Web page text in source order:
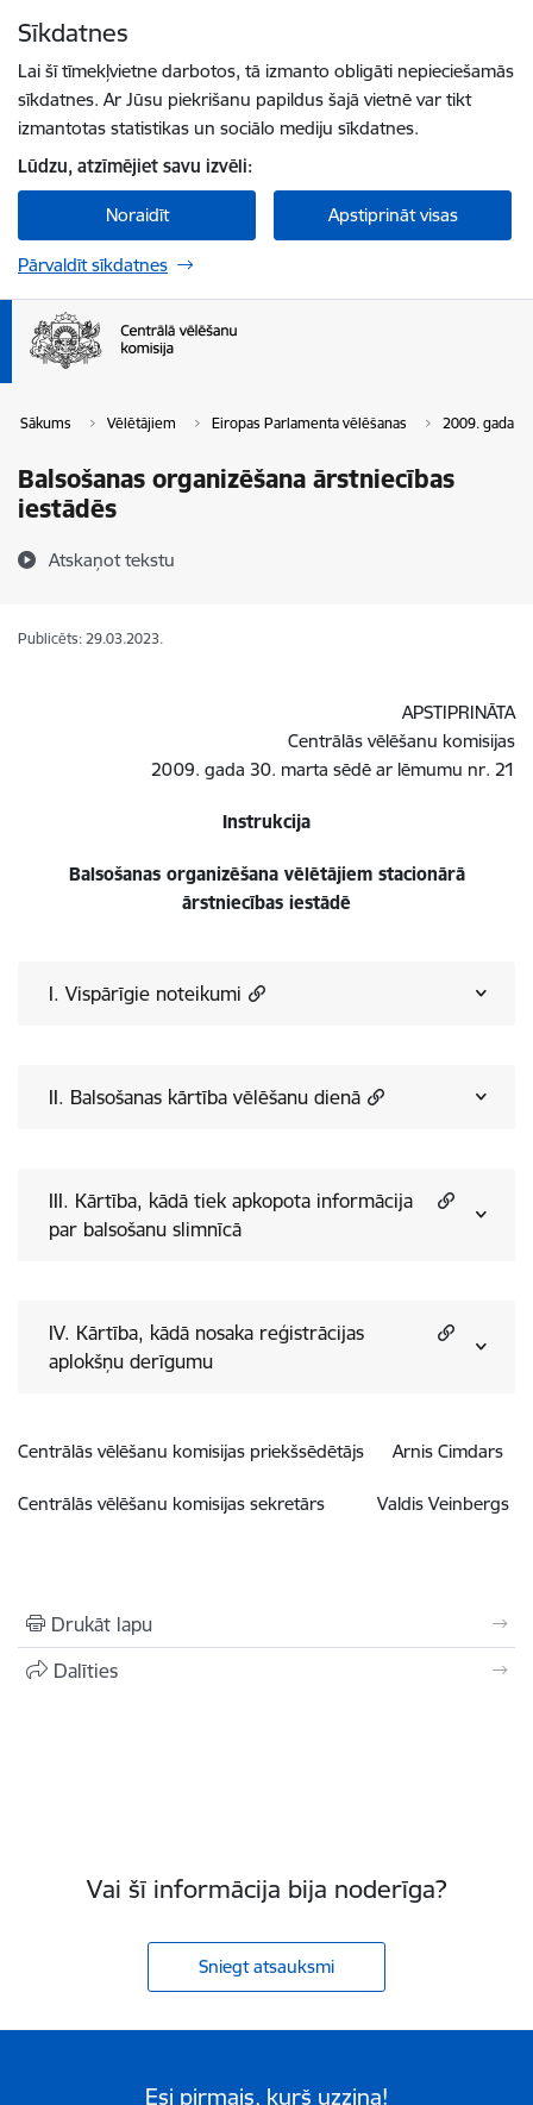
Sīkdatnes
Lai šī tīmekļvietne darbotos, tā izmanto obligāti nepieciešamās
sīkdatnes. Ar Jūsu piekrišanu papildus šajā vietnē var tikt
izmantotas statistikas un sociālo mediju sīkdatnes.
Lūdzu, atzīmējiet savu izvēli:
Noraidīt Apstiprināt visas
Pārvaldīt sīkdatnes
Sākums Vēlētājiem Eiropas Parlamenta vēlēšanas 2009. gada
Balsošanas organizēšana ārstniecības
iestādēs
Atskaņot tekstu
Publicēts: 29.03.2023.
APSTIPRINĀTA
Centrālās vēlēšanu komisijas
2009. gada 30. marta sēdē ar lēmumu nr. 21
Instrukcija
Balsošanas organizēšana vēlētājiem stacionārā
ārstniecības iestādē
I. Vispārīgie noteikumi
II. Balsošanas kārtība vēlēšanu dienā
III. Kārtība, kādā tiek apkopota informācija
par balsošanu slimnīcā
IV. Kārtība, kādā nosaka reģistrācijas
aplokšņu derīgumu
Centrālās vēlēšanu komisijas priekšsēdētājs Arnis Cimdars
Centrālās vēlēšanu komisijas sekretārs Valdis Veinbergs
Drukāt lapu
Dalīties
Vai šī informācija bija noderīga?
Sniegt atsauksmi
Esi pirmais, kurš uzzina!